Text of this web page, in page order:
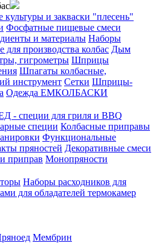
культуры и закваски "плесень"
Фосфатные пищевые смеси
и материалы Наборы
для производства колбас Дым
гигрометры Шприцы
Шпагаты колбасные,
инструмент Сетки Шприцы-
Одежда ЕМКОЛБАСКИ
- специи для гриля и BBQ
специи Колбасные приправы
Функциональные
пряностей Декоративные смеси
приправ Монопряности
Наборы расходников для
для обладателей термокамер
Мембрин